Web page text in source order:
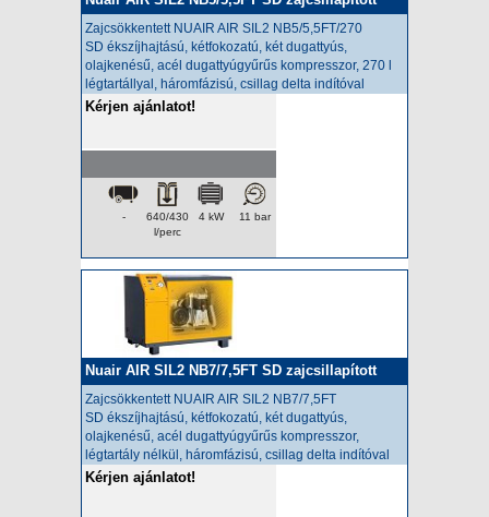
kompresszor
Zajcsökkentett NUAIR AIR SIL2 NB5/5,5FT/270
SD ékszíjhajtású, kétfokozatú, két dugattyús,
olajkenésű, acél dugattyúgyűrűs kompresszor, 270 l
légtartállyal, háromfázisú, csillag delta indítóval
Kérjen ajánlatot!
11 bar
4 kW
640/430
l/perc
-
Nuair AIR SIL2 NB7/7,5FT SD zajcsillapított
kompresszor
Zajcsökkentett NUAIR AIR SIL2 NB7/7,5FT
SD ékszíjhajtású, kétfokozatú, két dugattyús,
olajkenésű, acél dugattyúgyűrűs kompresszor,
légtartály nélkül, háromfázisú, csillag delta indítóval
Kérjen ajánlatot!